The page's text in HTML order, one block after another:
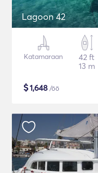
Lagoon 42
Katamaraan
42 ft
13 m
$1,648 /öö